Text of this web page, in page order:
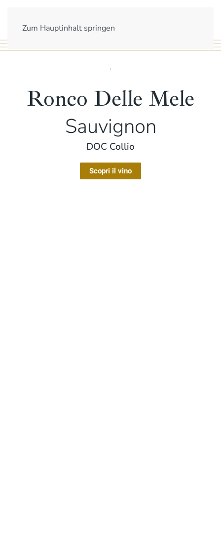
Zum Hauptinhalt springen
Ronco Delle Mele
Sauvignon
DOC Collio
Scopri il vino